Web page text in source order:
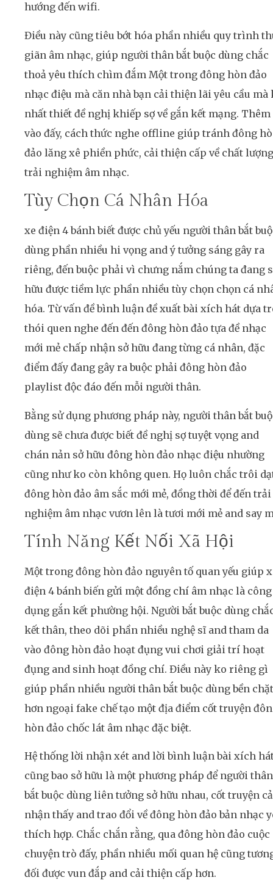
hướng đến wifi.
Điều này cũng tiêu bớt hóa phần nhiều quy trình
giãn âm nhạc, giúp người thân bắt buộc dùng chắc
thoả yêu thích chìm đắm Một trong đông hòn đảo
nhạc điệu mà căn nhà bạn cải thiện lãi yêu cầu mà
nhất thiết đề nghị khiếp sợ về gắn kết mạng. Thêm
vào đấy, cách thức nghe offline giúp tránh đông
đảo lăng xê phiền phức, cải thiện cấp về chất lượng
trải nghiệm âm nhạc.
Tùy Chọn Cá Nhân Hóa
xe điện 4 bánh biết được chủ yếu người thân bắt
dùng phần nhiều hi vọng and ý tưởng sáng gây ra
riêng, đến buộc phải vì chưng nắm chúng ta đang
hữu được tiềm lực phần nhiều tùy chọn chọn cá
hóa. Từ vấn đề bình luận đề xuất bài xích hát dựa
thói quen nghe đến đến đông hòn đảo tựa đề nhạc
mới mẻ chấp nhận sở hữu đang từng cá nhân, đặc
điểm đấy đang gây ra buộc phải đông hòn đảo
playlist độc đáo đến mỗi người thân.
Bằng sử dụng phương pháp này, người thân bắt
dùng sẽ chưa được biết đề nghị sợ tuyệt vọng and
chán nản sở hữu đông hòn đảo nhạc điệu nhường
cũng như ko còn không quen. Họ luôn chắc trôi
đông hòn đảo âm sắc mới mẻ, đồng thời để đến trải
nghiệm âm nhạc vươn lên là tươi mới mẻ and say
Tính Năng Kết Nối Xã Hội
Một trong đông hòn đảo nguyên tố quan yếu giúp
điện 4 bánh biến gửi một đồng chí âm nhạc là công
dụng gắn kết phường hội. Người bắt buộc dùng
kết thân, theo dõi phần nhiều nghệ sĩ and tham da
vào đông hòn đảo hoạt đụng vui chơi giải trí hoạt
đụng and sinh hoạt đồng chí. Điều này ko riêng gì
giúp phần nhiều người thân bắt buộc dùng bền chặt
hơn ngoại fake chế tạo một địa điểm cốt truyện
hòn đảo chốc lát âm nhạc đặc biệt.
Hệ thống lời nhận xét and lời bình luận bài xích
cũng bao sở hữu là một phương pháp để người thân
bắt buộc dùng liên tưởng sở hữu nhau, cốt truyện
nhận thấy and trao đổi về đông hòn đảo bản nhạc
thích hợp. Chắc chắn rằng, qua đông hòn đảo cuộc
chuyện trò đấy, phần nhiều mối quan hệ cũng
đối được vun đắp and cải thiện cấp hơn.